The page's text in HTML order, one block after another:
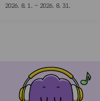
2026. 8. 1. ~ 2026. 8. 31.